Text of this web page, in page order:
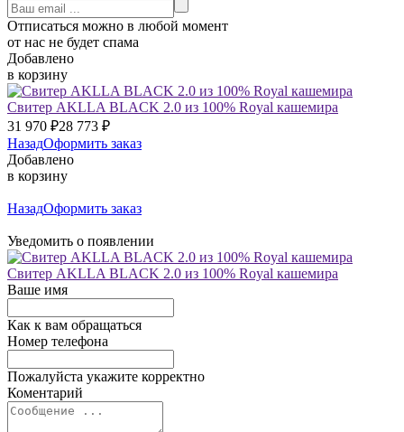
Отписаться можно в любой момент
от нас не будет спама
Добавлено
в корзину
Свитер AKLLA BLACK 2.0 из 100% Royal кашемира
31 970 ₽28 773 ₽
НазадОформить заказ
Добавлено
в корзину
НазадОформить заказ
Уведомить о появлении
Свитер AKLLA BLACK 2.0 из 100% Royal кашемира
Ваше имя
Как к вам обращаться
Номер телефона
Пожалуйста укажите корректно
Коментарий